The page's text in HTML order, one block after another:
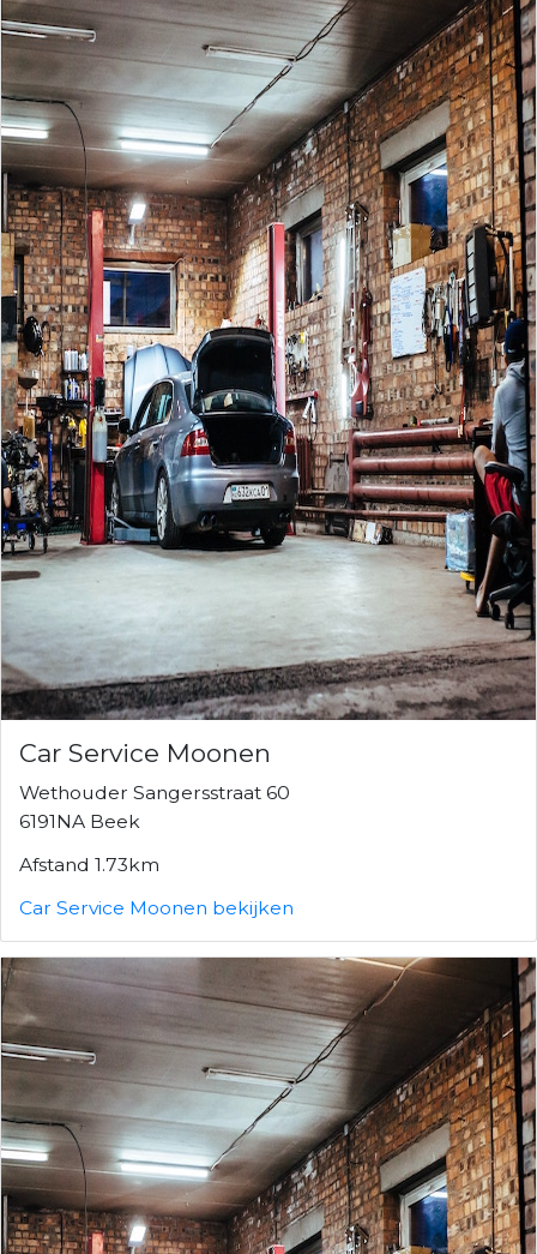
Car Service Moonen
Wethouder Sangersstraat 60
6191NA Beek
Afstand 1.73km
Car Service Moonen bekijken